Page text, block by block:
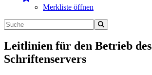
Merkliste öffnen
Leitlinien für den Betrieb des
Schriftenservers